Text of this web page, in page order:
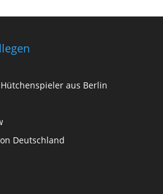
aus Berlin
Deutschland